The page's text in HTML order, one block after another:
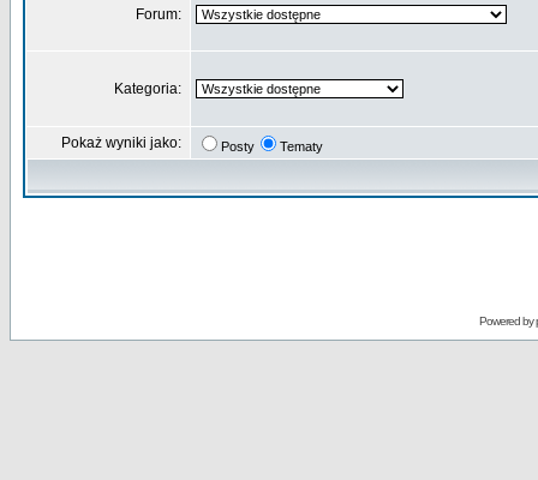
Forum:
Kategoria:
Pokaż wyniki jako: Posty Tematy
Powered by